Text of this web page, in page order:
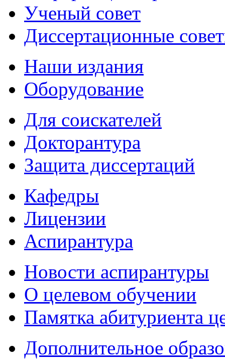
Ученый совет
Диссертационные
Наши издания
Оборудование
Для соискателей
Докторантура
Защита диссертаций
Кафедры
Лицензии
Аспирантура
Новости аспирантуры
О целевом обучении
Памятка абитуриента
Дополнительное